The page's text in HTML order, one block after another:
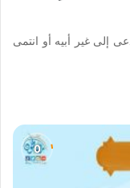
إلى غير أبيه أو انتمى